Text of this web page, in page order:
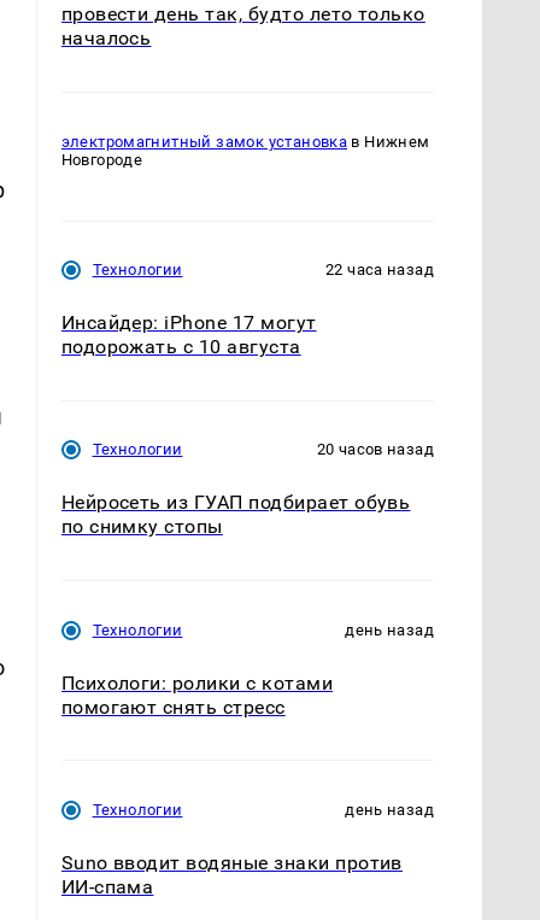
провести день так, будто лето только
началось
электромагнитный замок установка в Нижнем
Новгороде
Технологии 22 часа назад
Инсайдер: iPhone 17 могут
подорожать с 10 августа
Технологии 20 часов назад
Нейросеть из ГУАП подбирает обувь
по снимку стопы
Технологии день назад
Психологи: ролики с котами
помогают снять стресс
Технологии день назад
Suno вводит водяные знаки против
ИИ-спама